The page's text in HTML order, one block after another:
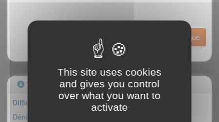
Historique
Topo
Difficulté : AD
Dénivelé : 400m
This site uses cookies
and gives you control
over what you want to
activate